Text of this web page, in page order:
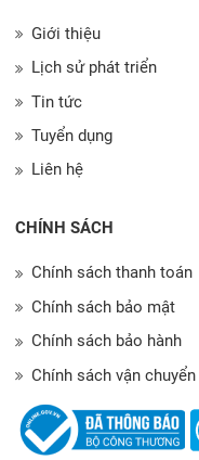
Giới thiệu
Lịch sử phát triển
Tin tức
Tuyển dụng
Liên hệ
CHÍNH SÁCH
Chính sách thanh toán
Chính sách bảo mật
Chính sách bảo hành
Chính sách vận chuyển